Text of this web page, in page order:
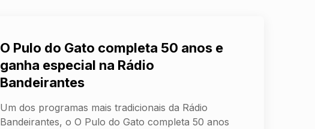
O Pulo do Gato completa 50 anos e
ganha especial na Rádio
Bandeirantes
Um dos programas mais tradicionais da Rádio
Bandeirantes, o O Pulo do Gato completa 50 anos